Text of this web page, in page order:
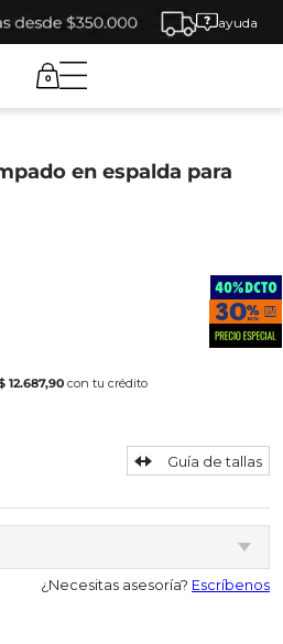
ayuda
0
en espalda para
12.687,90 con tu crédito
Guía de tallas
¿Necesitas asesoría? Escríbenos